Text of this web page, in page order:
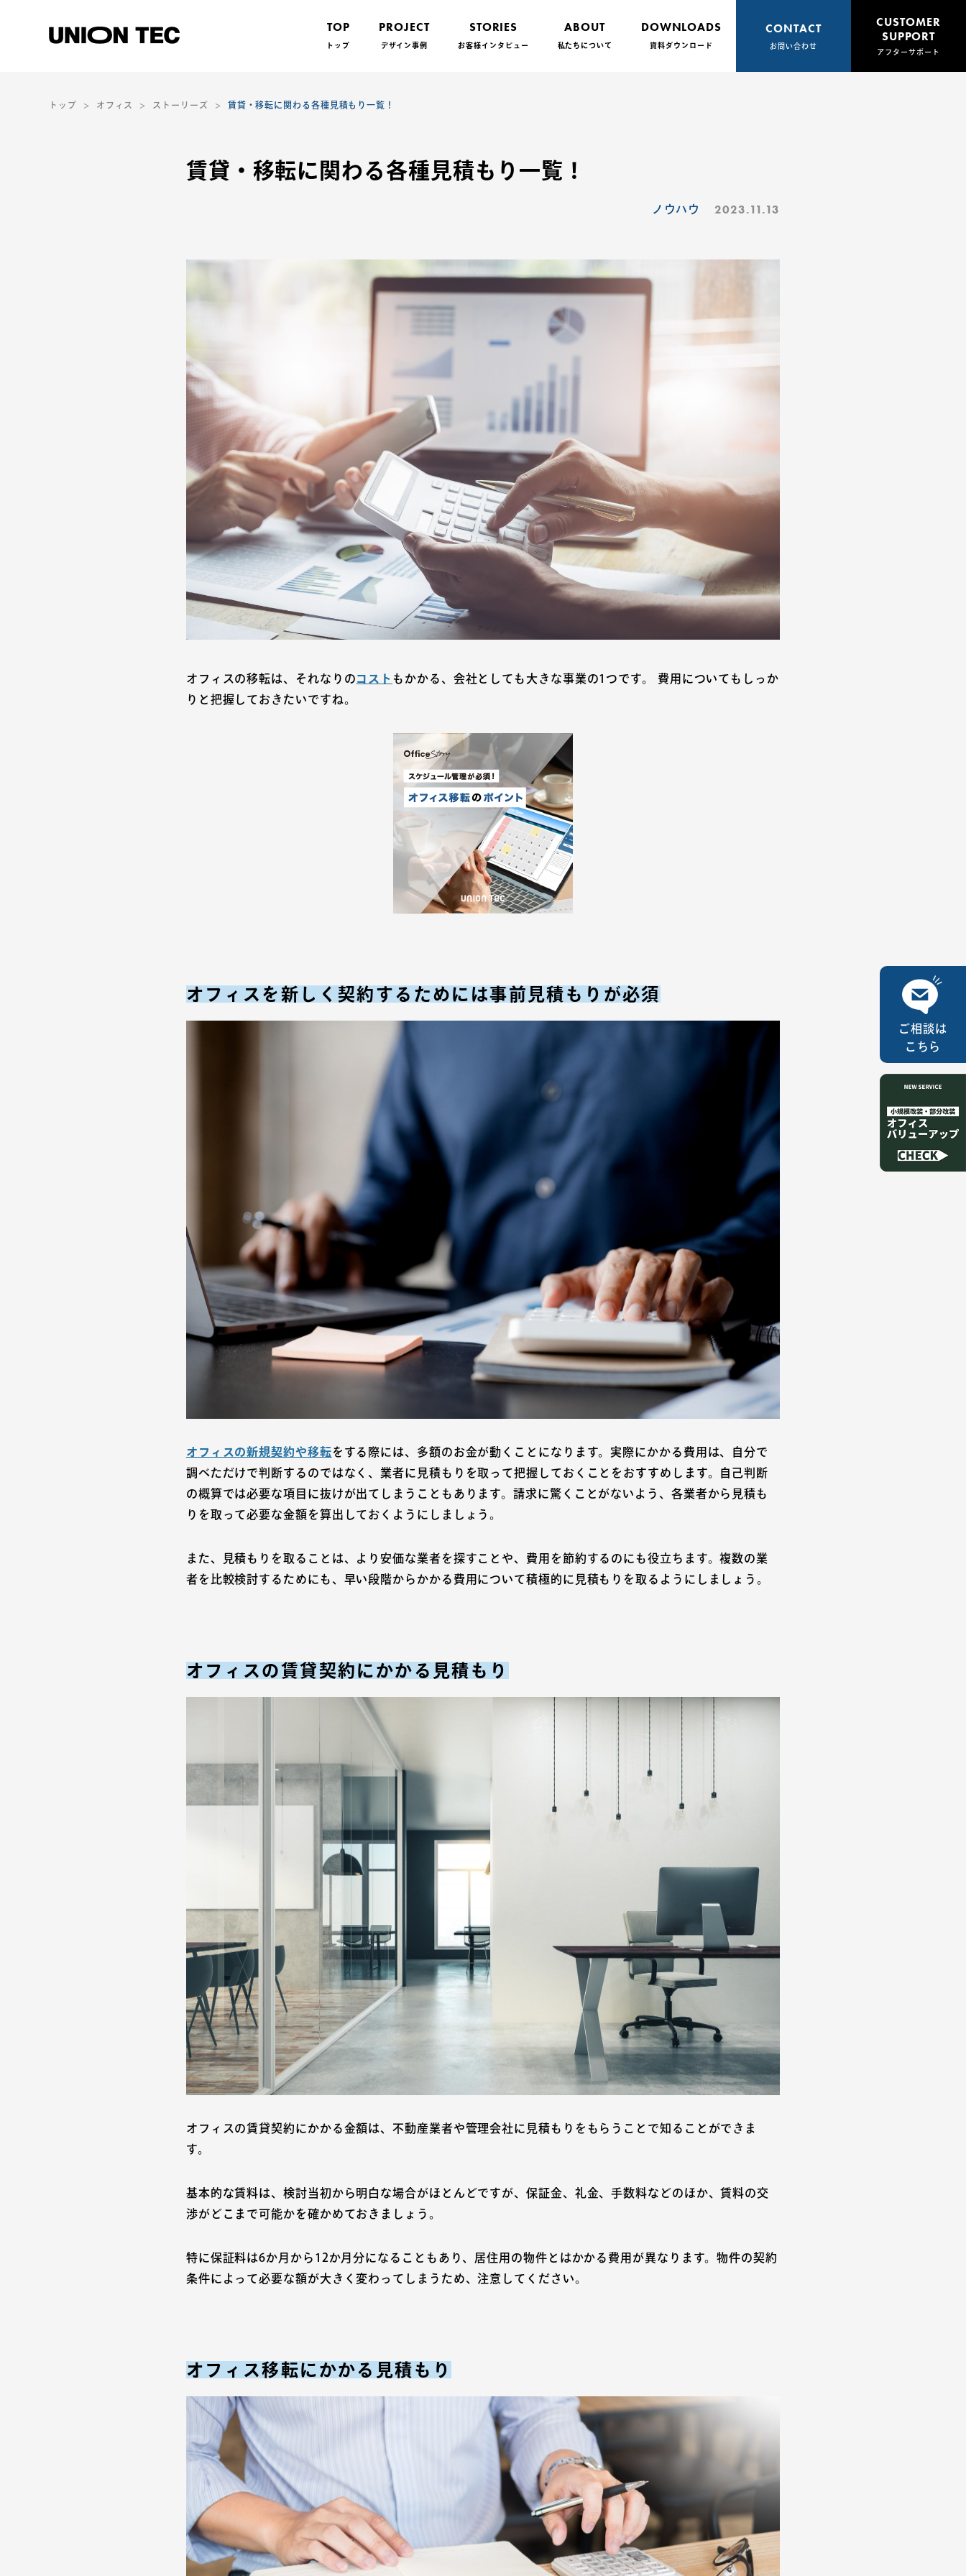
TOP
トップ
PROJECT
デザイン事例
STORIES
お客様インタビュー
ABOUT
私たちについて
DOWNLOADS
資料ダウンロード
CONTACT
お問い合わせ
CUSTOMER
SUPPORT
アフターサポート
トップ オフィス ストーリーズ 賃貸・移転に関わる各種見積もり一覧！
賃貸・移転に関わる各種見積もり一覧！
ノウハウ 2023.11.13
オフィスの移転は、それなりのコスト もかかる、会社としても大きな事業の1つです。 費用についてもしっか
りと把握しておきたいですね。
オフィスを新しく契約するためには事前見積もりが必須
オフィスの新規契約や移転をする際には、多額のお金が動くことになります。実際にかかる費用は、自分で
調べただけで判断するのではなく、業者に見積もりを取って把握しておくことをおすすめします。自己判断
の概算では必要な項目に抜けが出てしまうこともあります。請求に驚くことがないよう、各業者から見積も
りを取って必要な金額を算出しておくようにしましょう。
また、見積もりを取ることは、より安価な業者を探すことや、費用を節約するのにも役立ちます。複数の業
者を比較検討するためにも、早い段階からかかる費用について積極的に見積もりを取るようにしましょう。
オフィスの賃貸契約にかかる見積もり
オフィスの賃貸契約にかかる金額は、不動産業者や管理会社に見積もりをもらうことで知ることができま
す。
基本的な賃料は、検討当初から明白な場合がほとんどですが、保証金、礼金、手数料などのほか、賃料の交
渉がどこまで可能かを確かめておきましょう。
特に保証料は6か月から12か月分になることもあり、居住用の物件とはかかる費用が異なります。物件の契約
条件によって必要な額が大きく変わってしまうため、注意してください。
オフィス移転にかかる見積もり
ご相談は
こちら